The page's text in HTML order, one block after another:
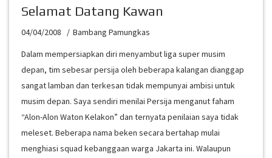
Selamat Datang Kawan
04/04/2008
Bambang Pamungkas
Dalam mempersiapkan diri menyambut liga super musim
depan, tim sebesar persija oleh beberapa kalangan dianggap
sangat lamban dan terkesan tidak mempunyai ambisi untuk
musim depan. Saya sendiri menilai Persija menganut faham
“Alon-Alon Waton Kelakon” dan ternyata penilaian saya tidak
meleset. Beberapa nama beken secara bertahap mulai
menghiasi squad kebanggaan warga Jakarta ini. Walaupun